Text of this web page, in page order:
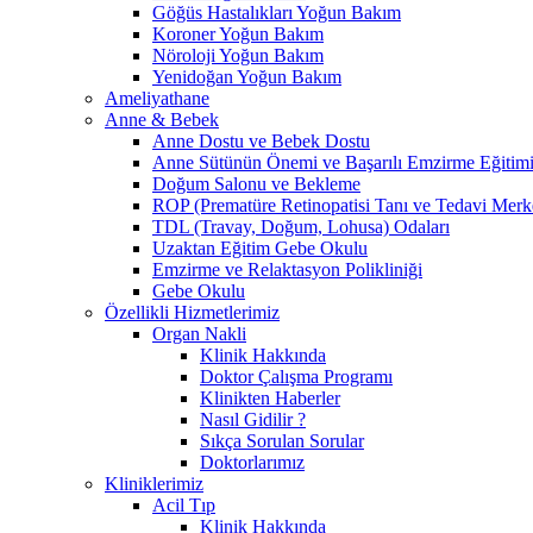
Göğüs Hastalıkları Yoğun Bakım
Koroner Yoğun Bakım
Nöroloji Yoğun Bakım
Yenidoğan Yoğun Bakım
Ameliyathane
Anne & Bebek
Anne Dostu ve Bebek Dostu
Anne Sütünün Önemi ve Başarılı Emzirme Eğitimi
Doğum Salonu ve Bekleme
ROP (Prematüre Retinopatisi Tanı ve Tedavi
TDL (Travay, Doğum, Lohusa) Odaları
Uzaktan Eğitim Gebe Okulu
Emzirme ve Relaktasyon Polikliniği
Gebe Okulu
Özellikli Hizmetlerimiz
Organ Nakli
Klinik Hakkında
Doktor Çalışma Programı
Klinikten Haberler
Nasıl Gidilir ?
Sıkça Sorulan Sorular
Doktorlarımız
Kliniklerimiz
Acil Tıp
Klinik Hakkında